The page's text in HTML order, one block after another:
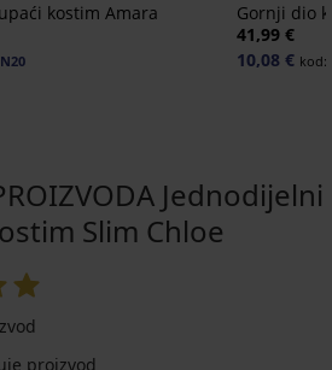
kostim Amara
Gornji dio
41,99 €
10,08 € kod:
Jednodijelni
Slim Chloe
proizvod